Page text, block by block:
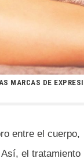
MARCAS DE
entre el cuerpo,
el tratamiento